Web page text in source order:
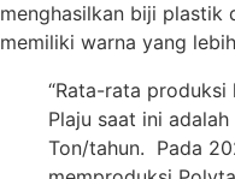
menghasilkan biji plastik
memiliki warna yang
“Rata-rata produksi
Plaju saat ini
Ton/tahun. Pada